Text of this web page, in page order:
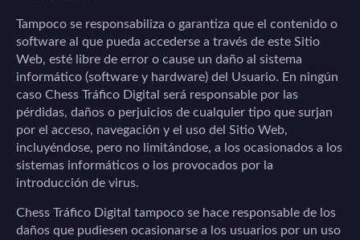
Tampoco se responsabiliza o garantiza que el contenido o
software al que pueda accederse a través de este Sitio
Web, esté libre de error o cause un daño al sistema
informático (software y hardware) del Usuario. En ningún
caso Chess Tráfico Digital será responsable por las
pérdidas, daños o perjuicios de cualquier tipo que surjan
por el acceso, navegación y el uso del Sitio Web,
incluyéndose, pero no limitándose, a los ocasionados a los
sistemas informáticos o los provocados por la
introducción de virus.
Chess Tráfico Digital tampoco se hace responsable de los
daños que pudiesen ocasionarse a los usuarios por un uso